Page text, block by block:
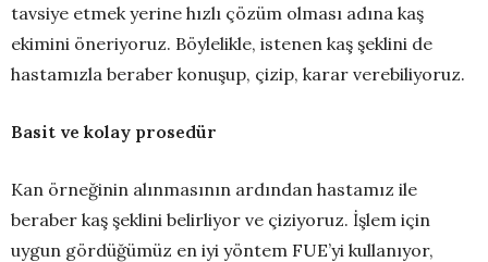
tavsiye etmek yerine hızlı çözüm olması adına kaş
ekimini öneriyoruz. Böylelikle, istenen kaş şeklini de
hastamızla beraber konuşup, çizip, karar verebiliyoruz.
Basit ve kolay prosedür
Kan örneğinin alınmasının ardından hastamız ile
beraber kaş şeklini belirliyor ve çiziyoruz. İşlem için
uygun gördüğümüz en iyi yöntem FUE’yi kullanıyor,